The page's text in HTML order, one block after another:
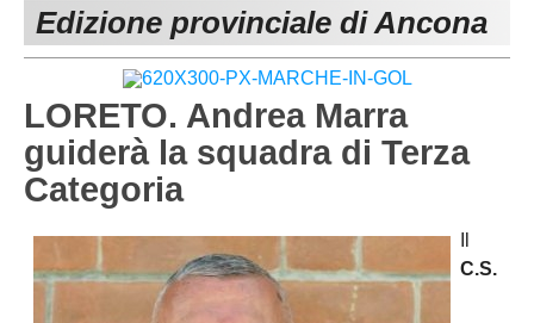
MACERATA
PESARO URBINO
Carica la tua Rosa
ECCELLENZA
PROMOZIONE
1^ CATEGORIA
2^ CATEGORIA
GIOVANILI
REGIONALI
Edizione provinciale di Ancona
LORETO. Andrea Marra
guiderà la squadra di Terza
Categoria
C.S.